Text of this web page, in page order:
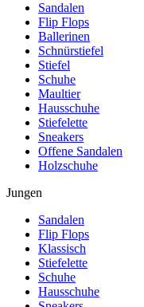
Sandalen
Flip Flops
Ballerinen
Schnürstiefel
Stiefel
Schuhe
Maultier
Hausschuhe
Stiefelette
Sneakers
Offene Sandalen
Holzschuhe
Jungen
Sandalen
Flip Flops
Klassisch
Stiefelette
Schuhe
Hausschuhe